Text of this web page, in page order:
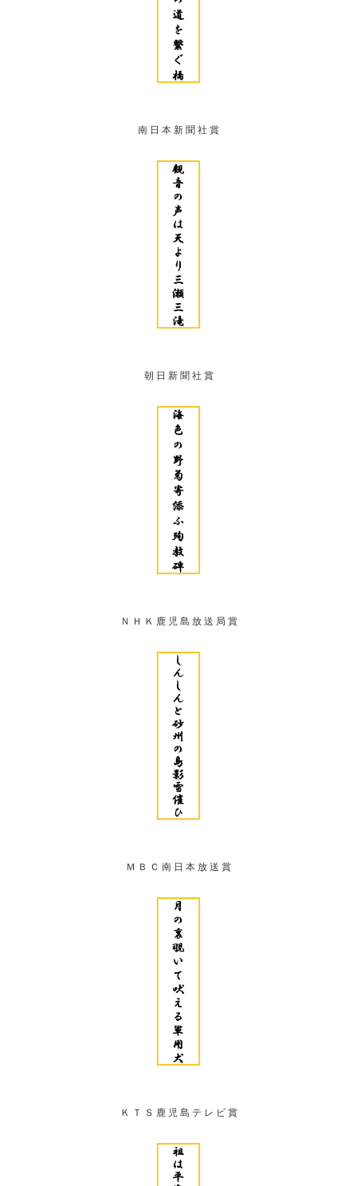
南 日 本 新 聞 社 賞
朝 日 新 聞 社 賞
Ｎ Ｈ Ｋ 鹿 児 島 放 送 局 賞
Ｍ Ｂ Ｃ 南 日 本 放 送 賞
Ｋ Ｔ Ｓ 鹿 児 島 テ レ ビ 賞